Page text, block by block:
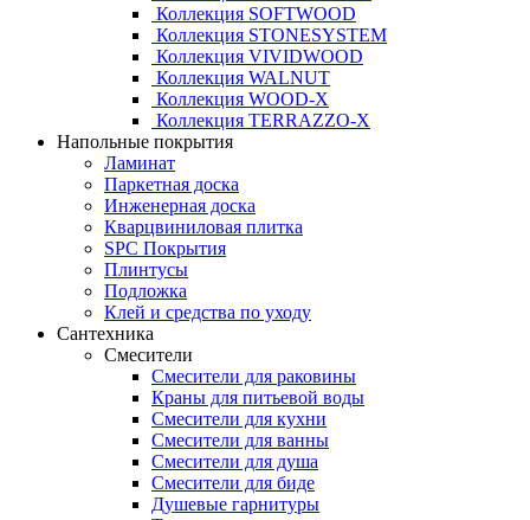
Коллекция SOFTWOOD
Коллекция STONESYSTEM
Коллекция VIVIDWOOD
Коллекция WALNUT
Коллекция WOOD-X
Коллекция ТЕRRАZZO-X
Напольные покрытия
Ламинат
Паркетная доска
Инженерная доска
Кварцвиниловая плитка
SPC Покрытия
Плинтусы
Подложка
Клей и средства по уходу
Сантехника
Смесители
Смесители для раковины
Краны для питьевой воды
Смесители для кухни
Смесители для ванны
Смесители для душа
Смесители для биде
Душевые гарнитуры